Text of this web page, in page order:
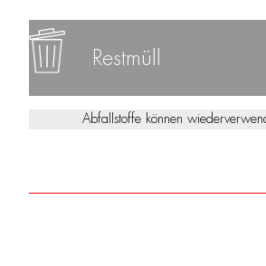
Restmüll
Abfallstoffe können